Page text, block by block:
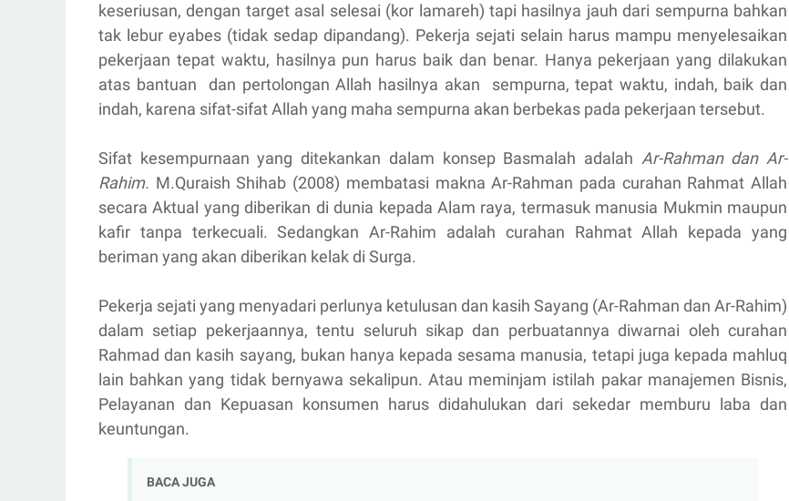
keseriusan, dengan target asal selesai (kor lamareh) tapi hasilnya jauh dari sempurna bahkan
tak lebur eyabes (tidak sedap dipandang). Pekerja sejati selain harus mampu menyelesaikan
pekerjaan tepat waktu, hasilnya pun harus baik dan benar. Hanya pekerjaan yang dilakukan
atas bantuan dan pertolongan Allah hasilnya akan sempurna, tepat waktu, indah, baik dan
indah, karena sifat-sifat Allah yang maha sempurna akan berbekas pada pekerjaan tersebut.
Sifat kesempurnaan yang ditekankan dalam konsep Basmalah adalah Ar-Rahman dan Ar-
Rahim. M.Quraish Shihab (2008) membatasi makna Ar-Rahman pada curahan Rahmat Allah
secara Aktual yang diberikan di dunia kepada Alam raya, termasuk manusia Mukmin maupun
kafir tanpa terkecuali. Sedangkan Ar-Rahim adalah curahan Rahmat Allah kepada yang
beriman yang akan diberikan kelak di Surga.
Pekerja sejati yang menyadari perlunya ketulusan dan kasih Sayang (Ar-Rahman dan Ar-Rahim)
dalam setiap pekerjaannya, tentu seluruh sikap dan perbuatannya diwarnai oleh curahan
Rahmad dan kasih sayang, bukan hanya kepada sesama manusia, tetapi juga kepada mahluq
lain bahkan yang tidak bernyawa sekalipun. Atau meminjam istilah pakar manajemen Bisnis,
Pelayanan dan Kepuasan konsumen harus didahulukan dari sekedar memburu laba dan
keuntungan.
BACA JUGA